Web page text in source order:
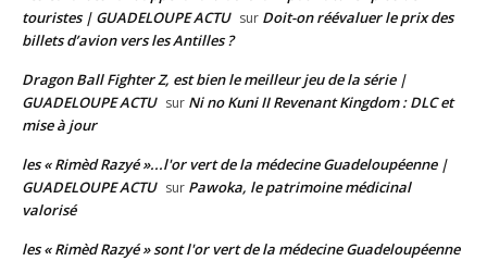
touristes | GUADELOUPE ACTU sur Doit-on réévaluer le prix des
billets d’avion vers les Antilles ?
Dragon Ball Fighter Z, est bien le meilleur jeu de la série |
GUADELOUPE ACTU sur Ni no Kuni II Revenant Kingdom : DLC et
mise à jour
les « Rimèd Razyé »...l'or vert de la médecine Guadeloupéenne |
GUADELOUPE ACTU sur Pawoka, le patrimoine médicinal
valorisé
les « Rimèd Razyé » sont l'or vert de la médecine Guadeloupéenne